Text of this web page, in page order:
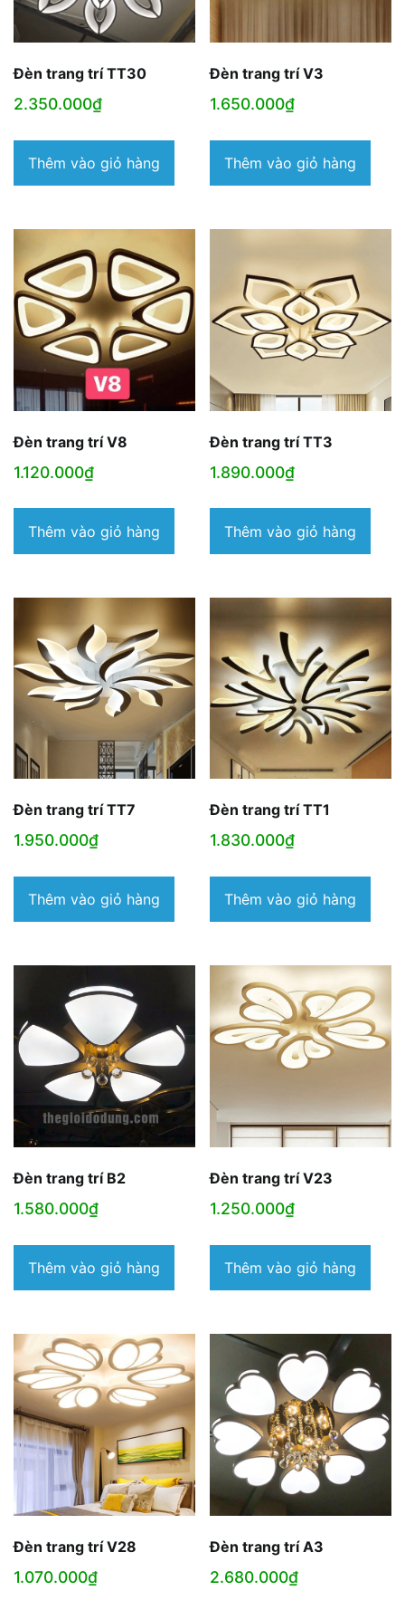
Đèn trang trí TT30
2.350.000₫
Thêm vào giỏ hàng
Đèn trang trí V3
1.650.000₫
Thêm vào giỏ hàng
Đèn trang trí V8
1.120.000₫
Thêm vào giỏ hàng
Đèn trang trí TT3
1.890.000₫
Thêm vào giỏ hàng
Đèn trang trí TT7
1.950.000₫
Thêm vào giỏ hàng
Đèn trang trí TT1
1.830.000₫
Thêm vào giỏ hàng
Đèn trang trí B2
1.580.000₫
Thêm vào giỏ hàng
Đèn trang trí V23
1.250.000₫
Thêm vào giỏ hàng
Đèn trang trí V28
1.070.000₫
Đèn trang trí A3
2.680.000₫